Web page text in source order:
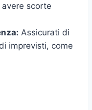
scorte
Assicurati di
imprevisti, come